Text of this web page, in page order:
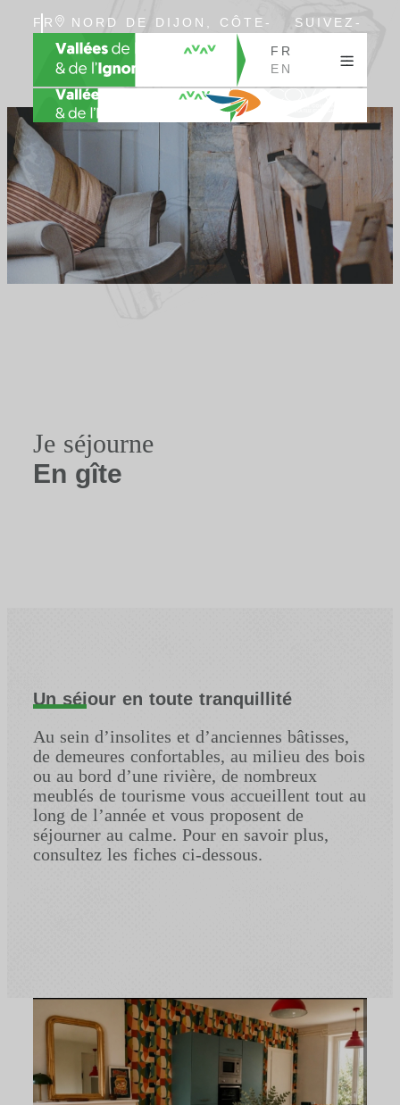
FR
EN
NORD DE DIJON, CÔTE-
D’OR, BOURGOGNE
SUIVEZ-
FR
EN
Je séjourne
En gîte
Un séjour en toute tranquillité
Au sein d’insolites et d’anciennes bâtisses,
de demeures confortables, au milieu des bois
ou au bord d’une rivière, de nombreux
meublés de tourisme vous accueillent tout au
long de l’année et vous proposent de
séjourner au calme. Pour en savoir plus,
consultez les fiches ci-dessous.